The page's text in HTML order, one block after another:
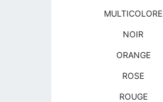
MULTICOLORE
NOIR
ORANGE
ROSE
ROUGE